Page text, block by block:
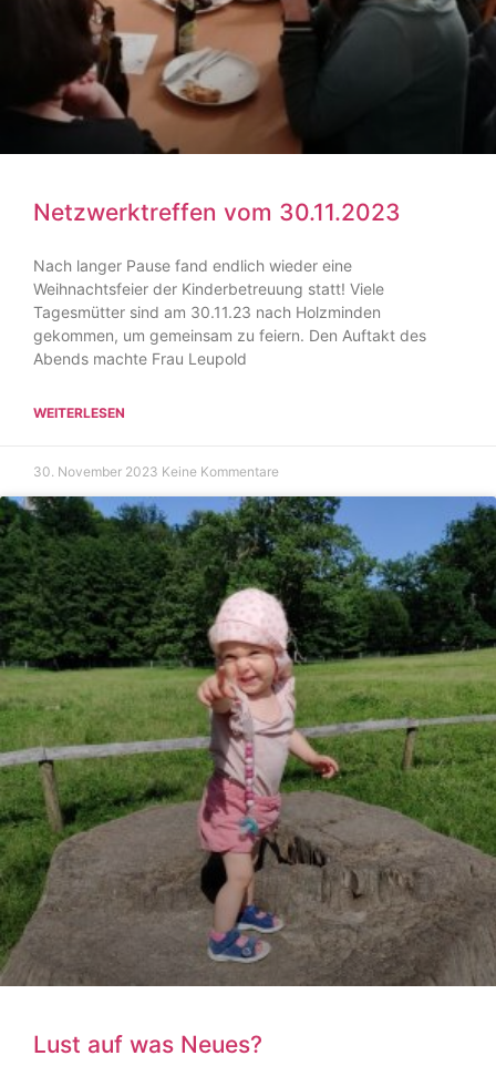
Netzwerk­treffen vom 30.11.2023
Nach langer Pause fand endlich wieder eine
Weihnachtsfeier der Kinderbetreuung statt! Viele
Tagesmütter sind am 30.11.23 nach Holzminden
gekommen, um gemeinsam zu feiern. Den Auftakt des
Abends machte Frau Leupold
WEITERLESEN
30. November 2023 Keine Kommentare
Lust auf was Neues?